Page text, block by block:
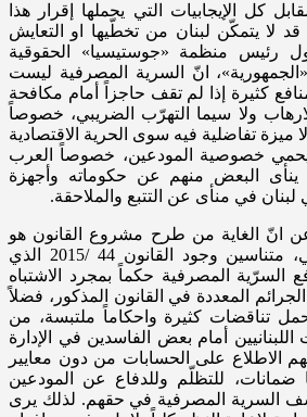
كل الإيجابيات التي يحملها إقرار هذا
لا يتمكّن لبنان من تخطّيها او التعايش
رئيس منظمة «جوستيسيا» الحقوقية
انّ السرية المصرفية ليست
كثيرة إذا لم تقف حاجزاً أمام مكافحة
ولا سيما التهرّب الضريبي، خصوصاً
ميزة تفاضلية فيه سوى الحرية الاقتصادية
يحمي خصوصية المودعين، خصوصاً العرب
ينأى البعض منهم عن حكوماته وأجهزة
لبنان في منأى عن التتبع والملاحقة.
انّ الغاية من طرح مشروع القانون هو
مكافحة التهرّب الضريبي، متناسين وجود القانون 44 /2015 الذي
السرّية المصرفية حكماً بمجرد الاشتباه
المعددة في القانون المذكور، فضلاً
تناقضات كثيرة واحكاماً ملتبسة، من
أمام بعض الفاسدين في الإدارة
الاطلاع على الحسابات من دون معايير
ضمانات، للتظلّم وللدفاع عن المودعين
السرية المصرفية في حقهم. لذلك يرى